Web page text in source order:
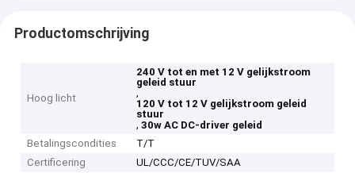
Productomschrijving
Hoog licht
240 V tot en met 12 V gelijkstroom
geleid stuur
,
120 V tot 12 V gelijkstroom geleid
stuur
,30w AC DC-driver geleid
Betalingscondities
T/T
Certificering
UL/CCC/CE/TUV/SAA